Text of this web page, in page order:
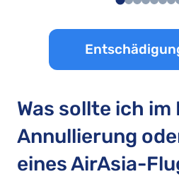
Was sollte ich im
Annullierung
eines AirAsia-